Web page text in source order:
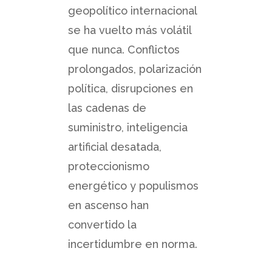
geopolítico internacional
se ha vuelto más volátil
que nunca. Conflictos
prolongados, polarización
política, disrupciones en
las cadenas de
suministro, inteligencia
artificial desatada,
proteccionismo
energético y populismos
en ascenso han
convertido la
incertidumbre en norma.